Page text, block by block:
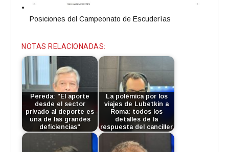
Posiciones del Campeonato de Escuderías
NOTAS RELACIONADAS:
Pereda: "El aporte
desde el sector
privado al deporte es
una de las grandes
deficiencias"
La polémica por los
viajes de Lubetkin a
Roma: todos los
detalles de la
respuesta del canciller